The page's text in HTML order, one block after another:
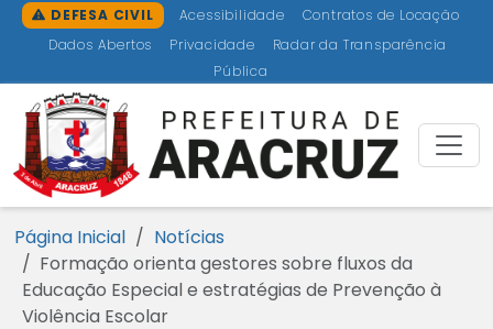
Ir para o conteúdo [1]
Ir para o menu [2]
Ir para a busca [3]
Ir para o rodapé [4]
DEFESA CIVIL Acessibilidade
Contratos de Locação
Dados Abertos
Privacidade
Radar da Transparência
Pública
Página Inicial
Notícias
Formação orienta gestores sobre fluxos da
Educação Especial e estratégias de Prevenção à
Violência Escolar